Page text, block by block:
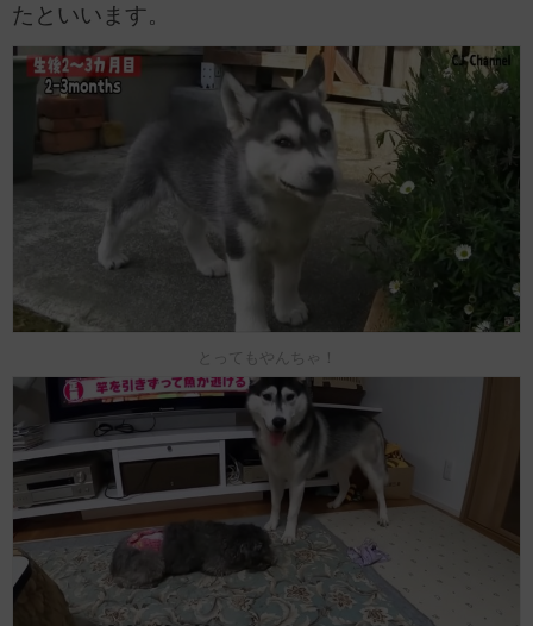
たといいます。
とってもやんちゃ！